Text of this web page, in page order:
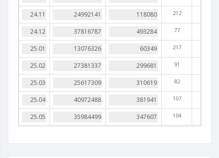
212
77
217
91
82
107
104